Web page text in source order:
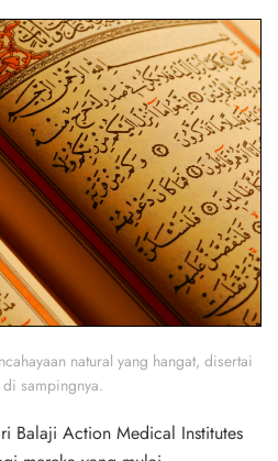
natural yang hangat, disertai
sampingnya.
Balaji Action Medical Institutes